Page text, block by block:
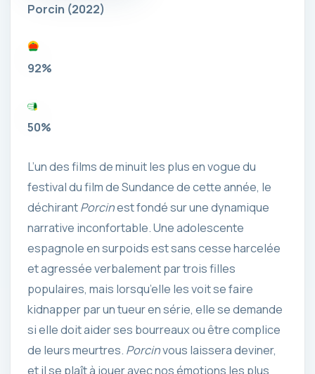
Porcin (2022)
92%
50%
L’un des films de minuit les plus en vogue du
festival du film de Sundance de cette année, le
déchirantPorcinest fondé sur une dynamique
narrative inconfortable. Une adolescente
espagnole en surpoids est sans cesse harcelée
et agressée verbalement par trois filles
populaires, mais lorsqu’elle les voit se faire
kidnapper par un tueur en série, elle se demande
si elle doit aider ses bourreaux ou être complice
de leurs meurtres. Porcinvous laissera deviner,
et il se plaît à jouer avec nos émotions les plus